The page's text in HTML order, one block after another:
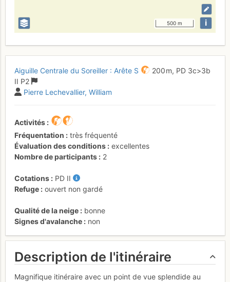
500 m i
Aiguille Centrale du Soreiller : Arête S 200 m, PD 3c>3b
II P2
Pierre Lechevallier William
Activités
Fréquentation
très fréquenté
Évaluation des conditions
excellentes
Nombre de participants
2
Cotations PD II
Refuge
ouvert non gardé
Qualité de la neige
bonne
Signes d'avalanche
non
Description de l'itinéraire
Magnifique itinéraire avec un point de vue splendide au